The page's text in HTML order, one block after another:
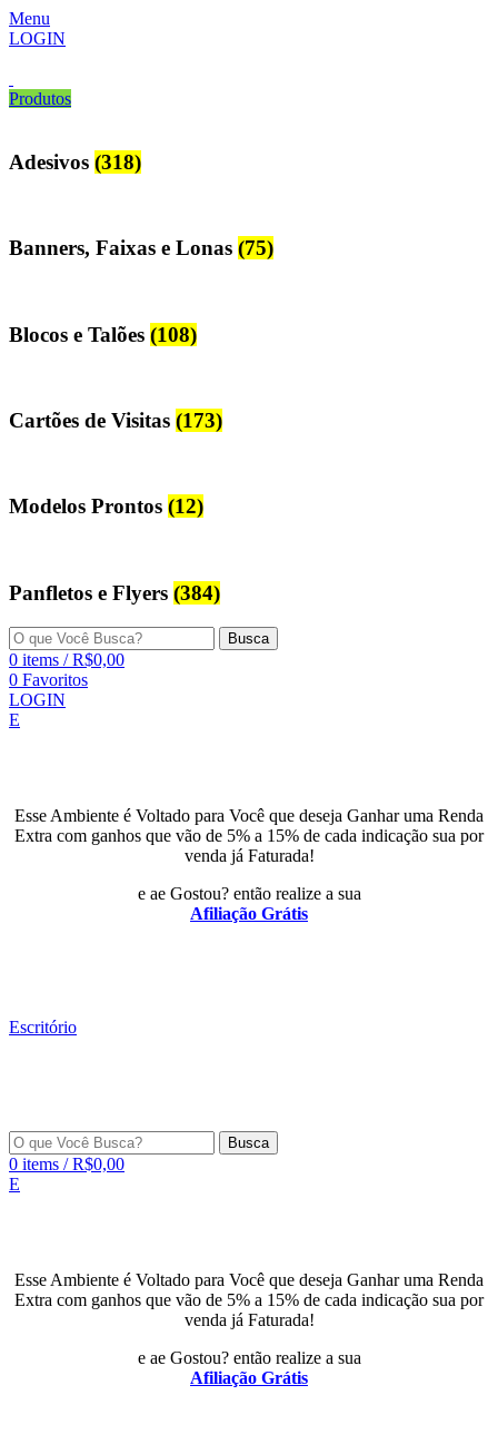
Menu
LOGIN
Produtos
Adesivos (318)
Banners, Faixas e Lonas (75)
Blocos e Talões (108)
Cartões de Visitas (173)
Modelos Prontos (12)
Panfletos e Flyers (384)
Busca
0 items / R$0,00
0 Favoritos
LOGIN
E
Esse Ambiente é Voltado para Você que deseja Ganhar uma Renda
Extra com ganhos que vão de 5% a 15% de cada indicação sua por
venda já Faturada!
e ae Gostou? então realize a sua
Afiliação Grátis
Escritório
Busca
0 items / R$0,00
E
Esse Ambiente é Voltado para Você que deseja Ganhar uma Renda
Extra com ganhos que vão de 5% a 15% de cada indicação sua por
venda já Faturada!
e ae Gostou? então realize a sua
Afiliação Grátis